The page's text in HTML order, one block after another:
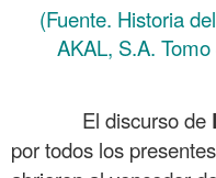
(Fuente. Historia
AKAL, S.A.
El discurso de
por todos los